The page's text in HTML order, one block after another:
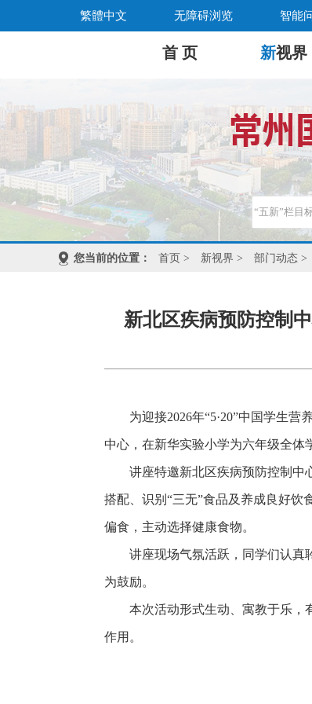
繁體中文 无障碍浏览 智能
首 页 新视界
您当前的位置： 首页 > 新视界 > 部门动态 >
新北区疾病预防控制
为迎接2026年“5·20”中国学生
中心，在新华实验小学为六年级全体
讲座特邀新北区疾病预防控制中
搭配、识别“三无”食品及养成良好饮
偏食，主动选择健康食物。
讲座现场气氛活跃，同学们认真
为鼓励。
本次活动形式生动、寓教于乐，
作用。